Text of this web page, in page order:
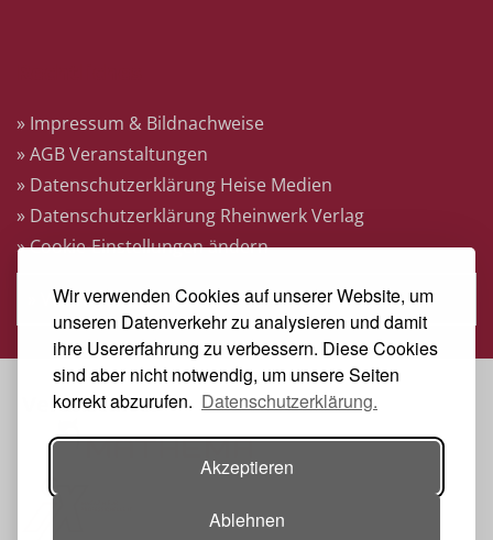
Wir verwenden Cookies auf unserer Website, um
unseren Datenverkehr zu analysieren und damit
ihre Usererfahrung zu verbessern. Diese Cookies
sind aber nicht notwendig, um unsere Seiten
korrekt abzurufen. Datenschutzerklärung.
Akzeptieren
Ablehnen
» Impressum & Bildnachweise
» AGB Veranstaltungen
» Datenschutzerklärung Heise Medien
» Datenschutzerklärung Rheinwerk Verlag
» Cookie-Einstellungen ändern
» Vertrag widerrufen
Veranstalter